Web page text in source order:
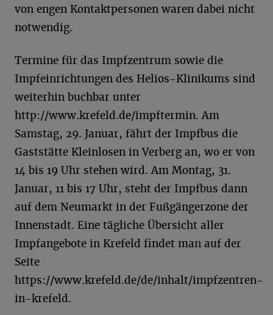
von engen Kontaktpersonen waren dabei nicht
notwendig.
Termine für das Impfzentrum sowie die
Impfeinrichtungen des Helios-Klinikums sind
weiterhin buchbar unter
http://www.krefeld.de/impftermin. Am
Samstag, 29. Januar, fährt der Impfbus die
Gaststätte Kleinlosen in Verberg an, wo er von
14 bis 19 Uhr stehen wird. Am Montag, 31.
Januar, 11 bis 17 Uhr, steht der Impfbus dann
auf dem Neumarkt in der Fußgängerzone der
Innenstadt. Eine tägliche Übersicht aller
Impfangebote in Krefeld findet man auf der
Seite
https://www.krefeld.de/de/inhalt/impfzentren-
in-krefeld.